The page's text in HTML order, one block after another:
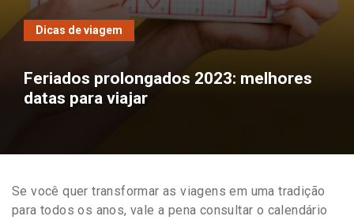
Dicas de viagem
Feriados prolongados 2023: melhores
datas para viajar
Se você quer transformar as viagens em uma tradição
para todos os anos, vale a pena consultar o calendário